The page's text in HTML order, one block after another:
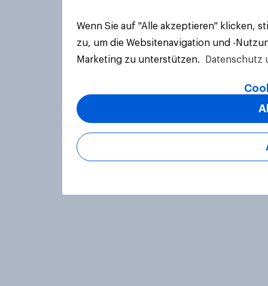
Wenn Sie auf "Alle akzeptieren" klicken,
zu, um die Websitenavigation und -
Marketing zu unterstützen.
Datenschutz